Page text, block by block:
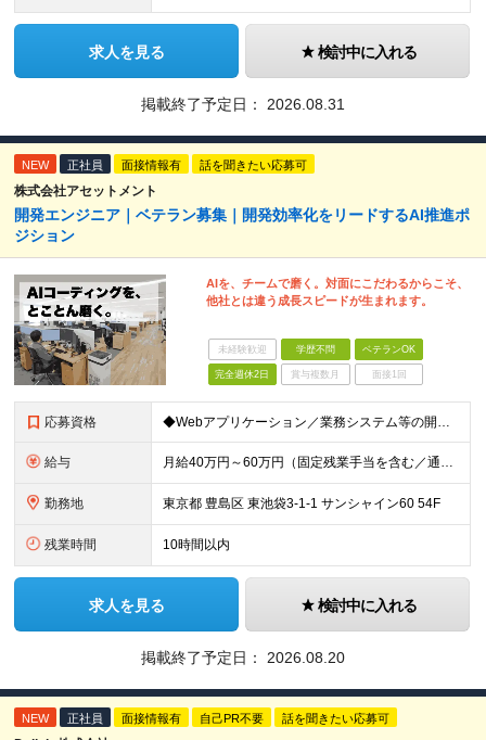
求人を見る 検討中に入れる
掲載終了予定日： 2026.08.31
NEW 正社員 面接情報有 話を聞きたい応募可
株式会社アセットメント
開発エンジニア｜ベテラン募集｜開発効率化をリードするAI推進ポ
ジション
AIを、チームで磨く。対面にこだわるからこそ、
他社とは違う成長スピードが生まれます。
未経験歓迎 学歴不問 ベテランOK
完全週休2日 賞与複数月 面接1回
応募資格 ◆Webアプリケーション／業務システム等の開発実務経験：5年以上 ◆AIを活用した開発実務経験：1年以上 ◆日本国内在住の方
給与 月給40万円～60万円（固定残業手当を含む／通勤手当は別途支給） 想定年収480万円～720万円 ※固定残業手当は時間外労働の有無に関わらず40時間相当分、月額9万6千円～14万3千円を支給 （40
勤務地 東京都 豊島区 東池袋3-1-1 サンシャイン60 54F
残業時間 10時間以内
求人を見る 検討中に入れる
掲載終了予定日： 2026.08.20
NEW 正社員 面接情報有 自己PR不要 話を聞きたい応募可